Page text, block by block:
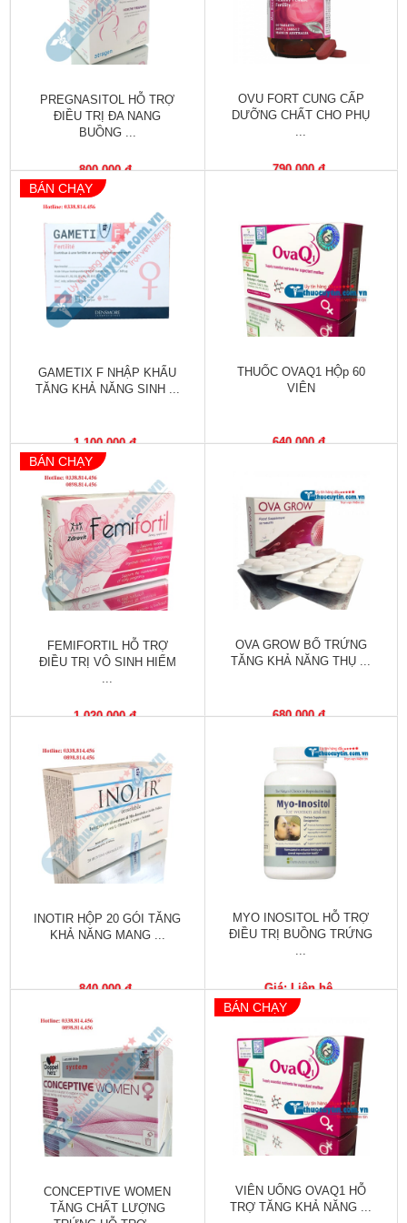
trợ
sinh
sản
Làm
đẹp,
Oxy
hóa
Ăn
ngon,
ngủ
ngon
Chăm
khỏe
Khoáng
chất
Thuốc
giảm
cân
Thuốc
tăng
cân
Não,
Thần
Gan,
Thận,
Tiêu
hóa
Cơ
Khớp
Kháng
Nhiễm
khuẩn
Tai,
Mũi,
Họng,
Hô
Chống
viêm,
PREGNASITOL HỖ TRỢ
ĐIỀU TRỊ ĐA NANG
BUỒNG ...
800,000 đ
OVU FORT CUNG CẤP
DƯỠNG CHẤT CHO PHỤ
790,000 đ
BÁN CHẠY
GAMETIX F NHẬP KHẨU
TĂNG KHẢ NĂNG SINH ...
1,100,000 đ
THUỐC OVAQ1 HỘp 60
VIÊN
640,000 đ
BÁN CHẠY
FEMIFORTIL HỖ TRỢ
ĐIỀU TRỊ VÔ SINH HIẾM
1,020,000 đ
OVA GROW BỔ TRỨNG
TĂNG KHẢ NĂNG THỤ ...
680,000 đ
INOTIR HỘP 20 GÓI TĂNG
KHẢ NĂNG MANG ...
840,000 đ
MYO INOSITOL HỖ TRỢ
ĐIỀU TRỊ BUỒNG TRỨNG
Giá: Liên hệ
CONCEPTIVE WOMEN
TĂNG CHẤT LƯỢNG
BÁN CHẠY
VIÊN UỐNG OVAQ1 HỖ
TRỢ TĂNG KHẢ NĂNG ...